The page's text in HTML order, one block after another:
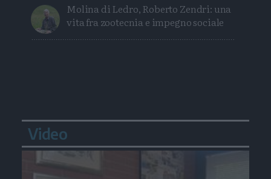
Molina di Ledro, Roberto Zendri: una
vita fra zootecnia e impegno sociale
Video